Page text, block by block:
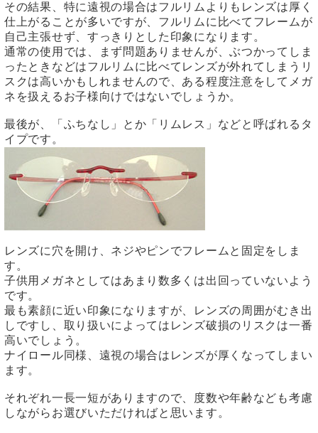
その結果、特に遠視の場合はフルリムよりもレンズは厚く
仕上がることが多いですが、フルリムに比べてフレームが
自己主張せず、すっきりとした印象になります。
通常の使用では、まず問題ありませんが、ぶつかってしま
ったときなどはフルリムに比べてレンズが外れてしまうリ
スクは高いかもしれませんので、ある程度注意をしてメガ
ネを扱えるお子様向けではないでしょうか。
最後が、「ふちなし」とか「リムレス」などと呼ばれるタ
イプです。
レンズに穴を開け、ネジやピンでフレームと固定をしま
す。
子供用メガネとしてはあまり数多くは出回っていないよう
です。
最も素顔に近い印象になりますが、レンズの周囲がむき出
しですし、取り扱いによってはレンズ破損のリスクは一番
高いでしょう。
ナイロール同様、遠視の場合はレンズが厚くなってしまい
ます。
それぞれ一長一短がありますので、度数や年齢なども考慮
しながらお選びいただければと思います。